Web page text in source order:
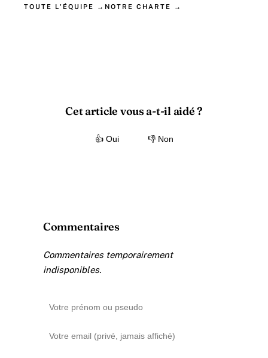
TOUTE L'ÉQUIPE → NOTRE CHARTE →
Cet article vous a-t-il aidé ?
👍 Oui 👎 Non
Commentaires
Commentaires temporairement
indisponibles.